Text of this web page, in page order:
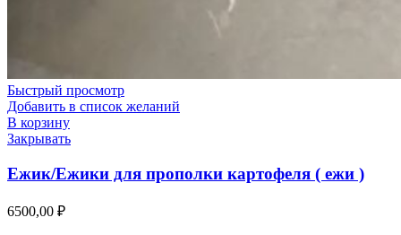
Быстрый просмотр
Добавить в список желаний
В корзину
Закрывать
Ежик/Ежики для прополки картофеля ( ежи )
6500,00 ₽